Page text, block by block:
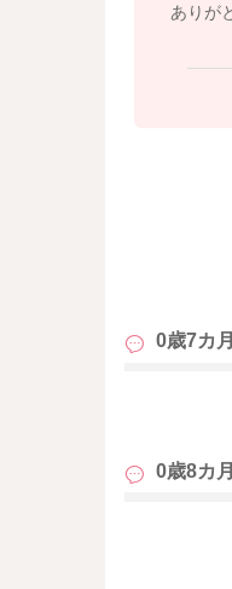
ありが
0歳7カ
0歳8カ